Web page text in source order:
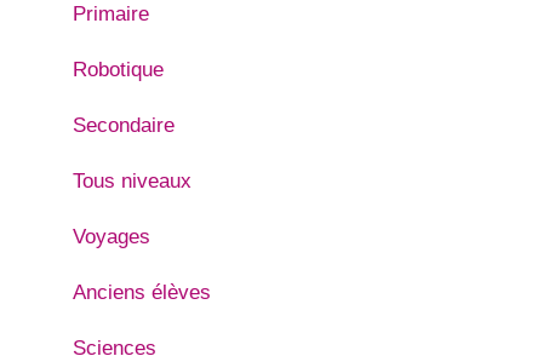
Primaire
Robotique
Secondaire
Tous niveaux
Voyages
Anciens élèves
Sciences